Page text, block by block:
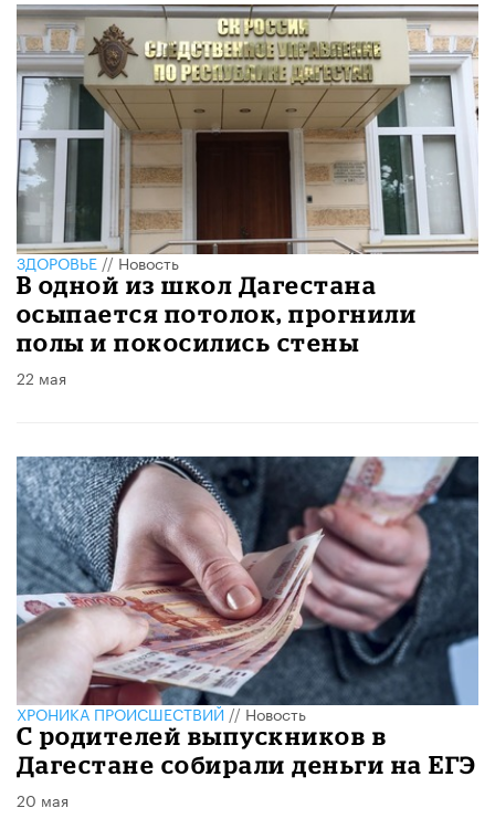
ЗДОРОВЬЕ//Новость
В одной из школ Дагестана
осыпается потолок, прогнили
полы и покосились стены
22 мая
ХРОНИКА ПРОИСШЕСТВИЙ//Новость
С родителей выпускников в
Дагестане собирали деньги на ЕГЭ
20 мая